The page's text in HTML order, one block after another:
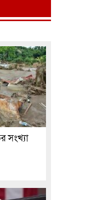
সংখ্যা